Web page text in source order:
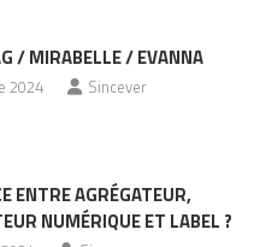
/ MIRABELLE / EVANNA
2024 Sincever
ENTRE AGRÉGATEUR,
NUMÉRIQUE ET LABEL ?